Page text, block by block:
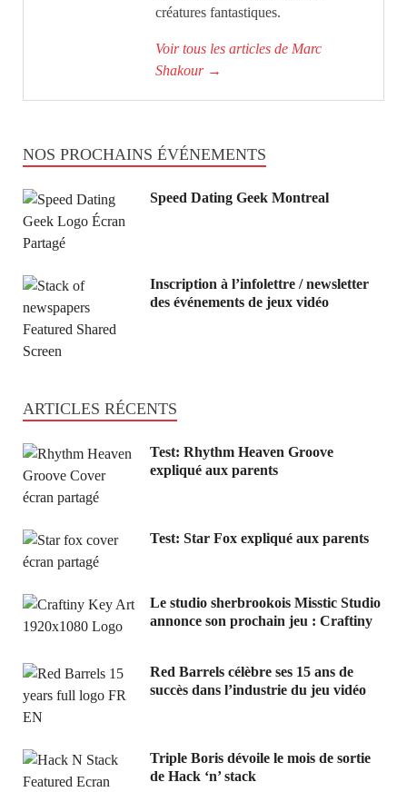
créatures fantastiques.
Voir tous les articles de Marc
Shakour →
NOS PROCHAINS ÉVÉNEMENTS
Speed Dating Geek Montreal
Inscription à l’infolettre / newsletter
des événements de jeux vidéo
ARTICLES RÉCENTS
Test: Rhythm Heaven Groove
expliqué aux parents
Test: Star Fox expliqué aux parents
Le studio sherbrookois Misstic Studio
annonce son prochain jeu : Craftiny
Red Barrels célèbre ses 15 ans de
succès dans l’industrie du jeu vidéo
Triple Boris dévoile le mois de sortie
de Hack ‘n’ stack